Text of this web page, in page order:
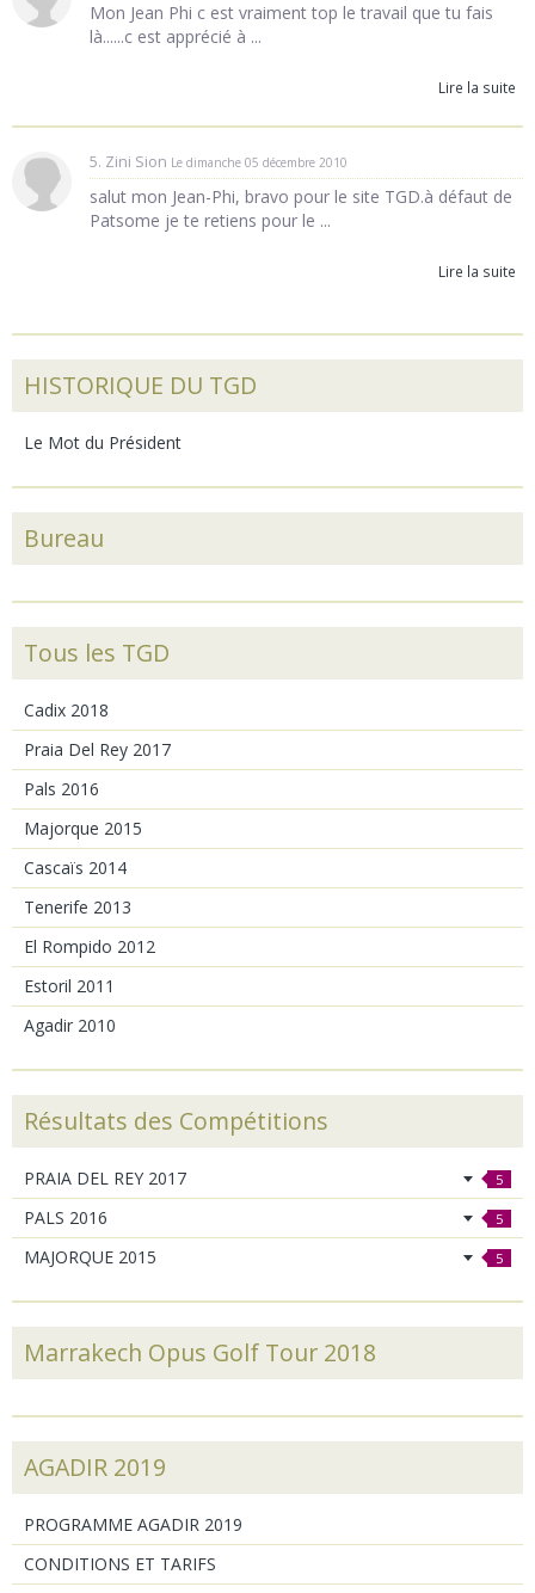
Mon Jean Phi c est vraiment top le travail que tu fais
là......c est apprécié à ...
Lire la suite
5. Zini Sion Le dimanche 05 décembre 2010
salut mon Jean-Phi, bravo pour le site TGD.à défaut de
Patsome je te retiens pour le ...
Lire la suite
HISTORIQUE DU TGD
Le Mot du Président
Bureau
Tous les TGD
Cadix 2018
Praia Del Rey 2017
Pals 2016
Majorque 2015
Cascaïs 2014
Tenerife 2013
El Rompido 2012
Estoril 2011
Agadir 2010
Résultats des Compétitions
PRAIA DEL REY 2017 5
PALS 2016 5
MAJORQUE 2015 5
Marrakech Opus Golf Tour 2018
AGADIR 2019
PROGRAMME AGADIR 2019
CONDITIONS ET TARIFS